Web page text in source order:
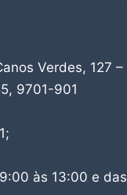
Verdes, 127 –
9701-901
às 13:00 e das